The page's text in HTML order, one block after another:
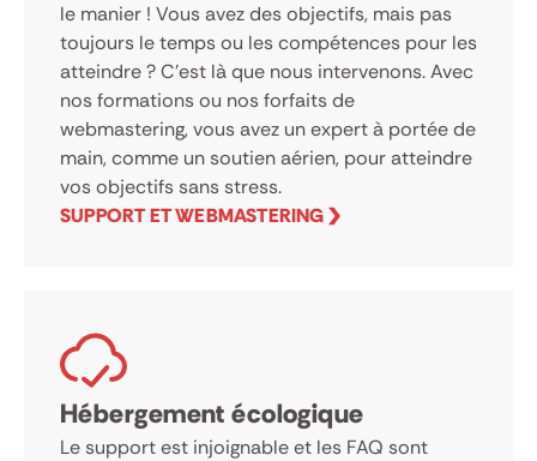
le manier ! Vous avez des objectifs, mais pas
toujours le temps ou les compétences pour les
atteindre ? C’est là que nous intervenons. Avec
nos formations ou nos forfaits de
webmastering, vous avez un expert à portée de
main, comme un soutien aérien, pour atteindre
vos objectifs sans stress.
SUPPORT ET WEBMASTERING
Hébergement écologique
Le support est injoignable et les FAQ sont